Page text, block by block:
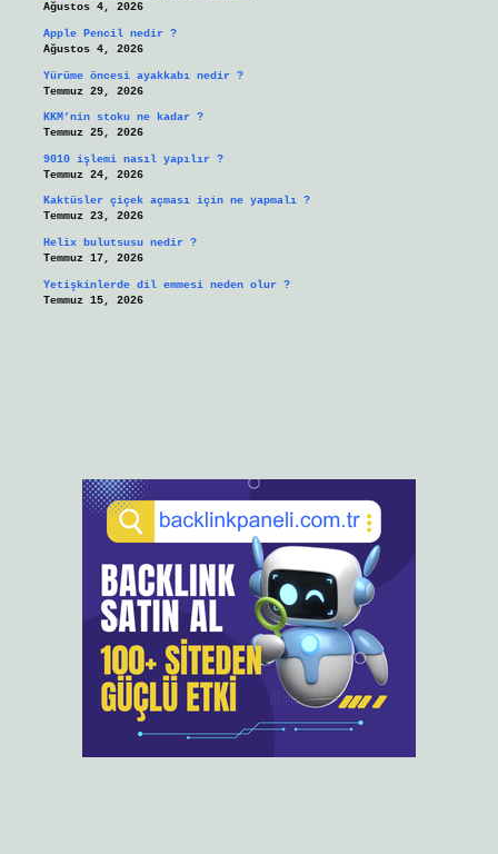
Ağustos 4, 2026
Apple Pencil nedir ?
Ağustos 4, 2026
Yürüme öncesi ayakkabı nedir ?
Temmuz 29, 2026
KKM’nin stoku ne kadar ?
Temmuz 25, 2026
9010 işlemi nasıl yapılır ?
Temmuz 24, 2026
Kaktüsler çiçek açması için ne yapmalı ?
Temmuz 23, 2026
Helix bulutsusu nedir ?
Temmuz 17, 2026
Yetişkinlerde dil emmesi neden olur ?
Temmuz 15, 2026